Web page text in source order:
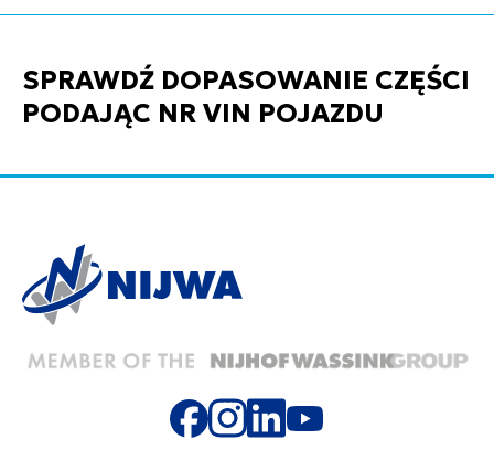
SPRAWDŹ DOPASOWANIE CZĘŚCI
PODAJĄC NR VIN POJAZDU